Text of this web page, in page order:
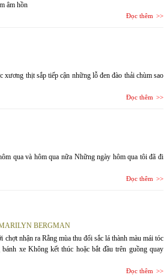
âm hồn
Đọc thêm
thịt sắp tiếp cận những lỗ đen đào thải chùm sao
Đọc thêm
qua và hôm qua nữa Những ngày hôm qua tôi đã đi
Đọc thêm
BERGMAN
nhận ra Rằng mùa thu đổi sắc lá thành màu mái tóc
xe Không kết thúc hoặc bắt đầu trên guồng quay
Đọc thêm